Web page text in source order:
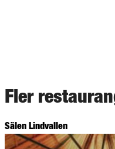
Fler
Sälen Lindvallen